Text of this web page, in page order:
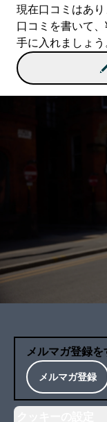
現在口コミはあり
口コミを書いて
手に入れましょう
メルマガ登録を
メルマガ登録